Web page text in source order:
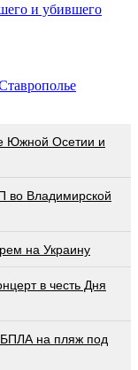
и убившего
Южной Осетии и
во Владимирской
на Украину
в честь Дня
на пляж под